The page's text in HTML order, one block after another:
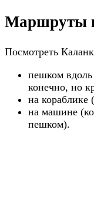
Маршруты
Посмотреть
пешком
конечно, но
на кораблике
на машине
пешком).